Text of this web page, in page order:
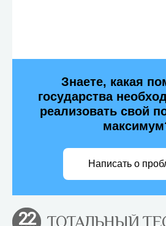
Знаете, какая
государства
реализовать свой
Написать о
22
ТОТАЛЬНЫЙ